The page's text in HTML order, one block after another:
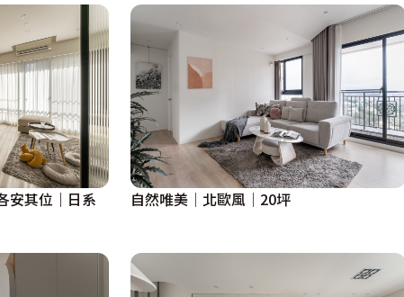
安其位｜日系
自然唯美│北歐風│20坪